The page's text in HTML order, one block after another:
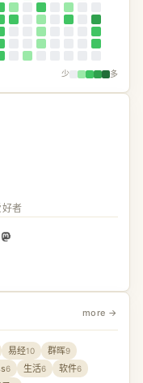
少 多
者
more →
易经10 群晖9
6 生活6 软件6